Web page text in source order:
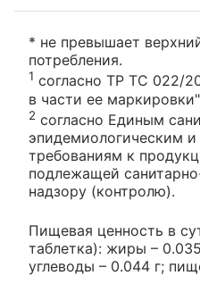
* не превышает
потребления.
1 согласно ТР ТС 022/
в части ее
2 согласно Единым
эпидемиологическим и
требованиям к
подлежащей
надзору (контролю).
Пищевая ценность в
таблетка): жиры –
углеводы – 0.044 г;